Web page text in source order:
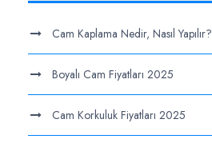
Cam Kaplama Nedir, Nasıl Yapılır?
Boyalı Cam Fiyatları 2025
Cam Korkuluk Fiyatları 2025